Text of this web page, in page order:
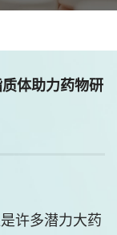
体助力药物研
许多潜力大药